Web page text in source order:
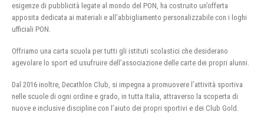
esigenze di pubblicità legate al mondo del PON, ha costruito un’offerta
apposita dedicata ai materiali e all’abbigliamento personalizzabile con i loghi
ufficiali PON.
Offriamo una carta scuola per tutti gli istituti scolastici che desiderano
agevolare lo sport ed usufruire dell’associazione delle carte dei propri alunni.
Dal 2016 inoltre, Decathlon Club, si impegna a promuovere l’attività sportiva
nelle scuole di ogni ordine e grado, in tutta Italia, attraverso la scoperta di
nuove e inclusive discipline con l’aiuto dei propri sportivi e dei Club Gold.